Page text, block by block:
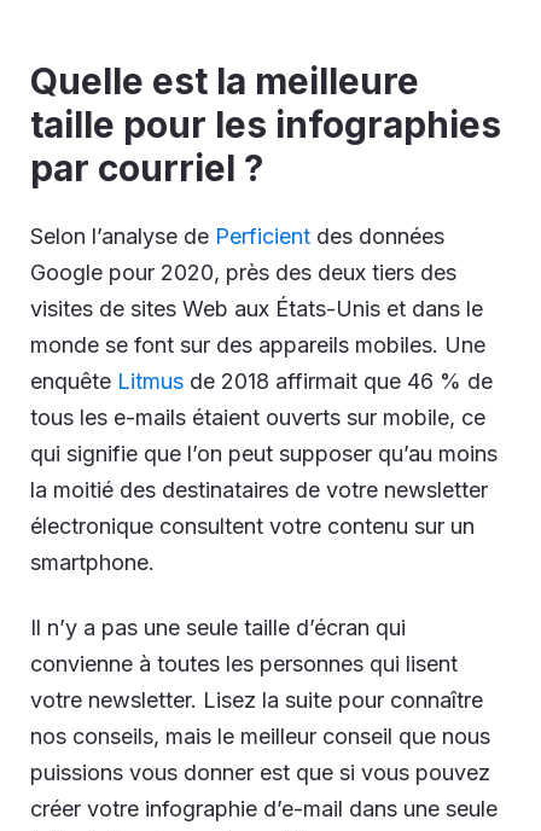
Quelle est la meilleure
taille pour les infographies
par courriel ?
Selon l’analyse de Perficient des données
Google pour 2020, près des deux tiers des
visites de sites Web aux États-Unis et dans le
monde se font sur des appareils mobiles. Une
enquête Litmus de 2018 affirmait que 46 % de
tous les e-mails étaient ouverts sur mobile, ce
qui signifie que l’on peut supposer qu’au moins
la moitié des destinataires de votre newsletter
électronique consultent votre contenu sur un
smartphone.
Il n’y a pas une seule taille d’écran qui
convienne à toutes les personnes qui lisent
votre newsletter. Lisez la suite pour connaître
nos conseils, mais le meilleur conseil que nous
puissions vous donner est que si vous pouvez
créer votre infographie d’e-mail dans une seule